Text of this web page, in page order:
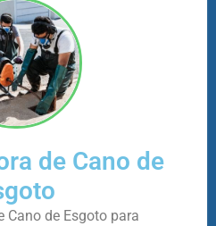
de Cano de
Cano de Esgoto para